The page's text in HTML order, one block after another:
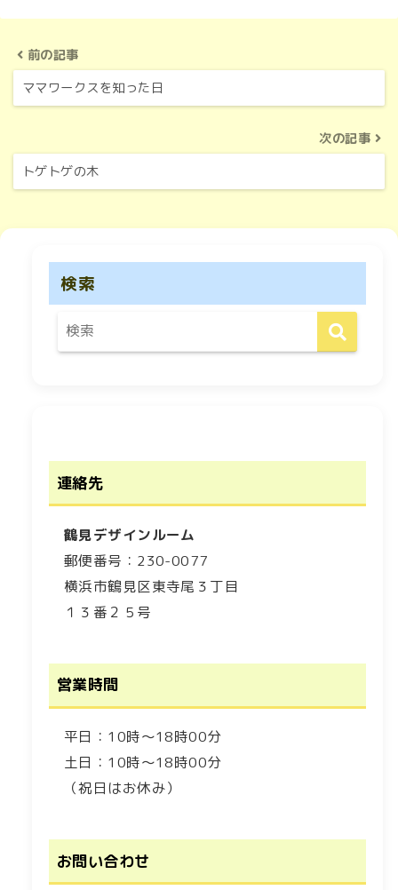
前の記事
ママワークスを知った日
次の記事
トゲトゲの木
検索
連絡先
鶴見デザインルーム
郵便番号：230-0077
横浜市鶴見区東寺尾３丁目
１３番２５号
営業時間
平日：10時～18時00分
土日：10時～18時00分
（祝日はお休み）
お問い合わせ